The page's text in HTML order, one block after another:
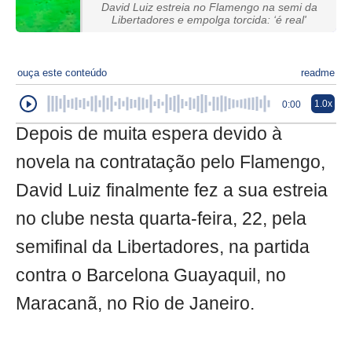
David Luiz estreia no Flamengo na semi da
Libertadores e empolga torcida: ‘é real'
ouça este conteúdo readme
0:00 1.0x
Depois de muita espera devido à
novela na contratação pelo Flamengo,
David Luiz finalmente fez a sua estreia
no clube nesta quarta-feira, 22, pela
semifinal da Libertadores, na partida
contra o Barcelona Guayaquil, no
Maracanã, no Rio de Janeiro.